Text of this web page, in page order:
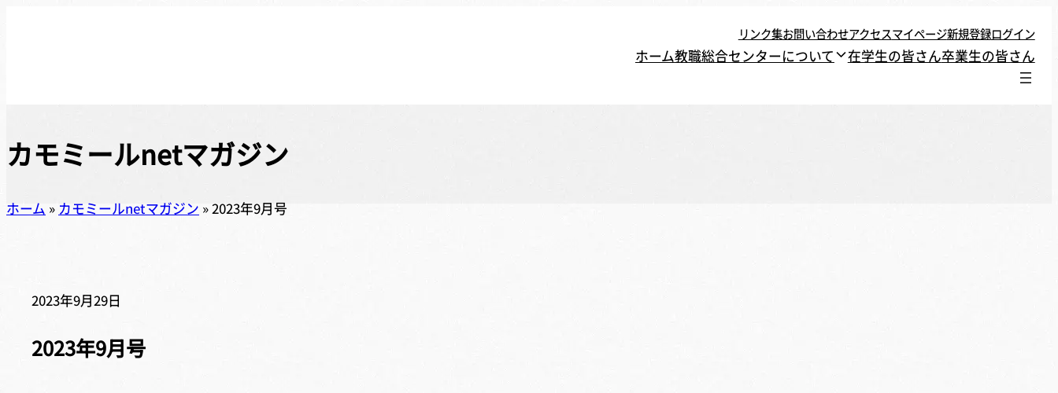
リンク集お問い合わせアクセスマイページ新規登録ログイン
ホーム教職総合センターについて 在学生の皆さん卒業生の皆さん
カモミールnetマガジン
ホーム » カモミールnetマガジン »2023年9月号
2023年9月29日
2023年9月号